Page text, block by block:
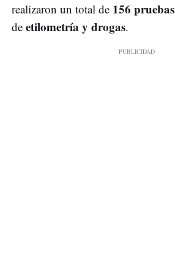
realizaron un total de 156 pruebas
de etilometría y drogas.